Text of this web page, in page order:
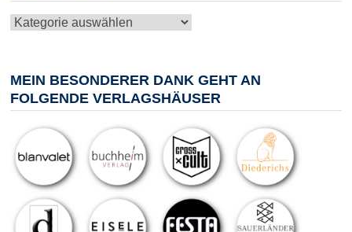
Kategorien
MEIN BESONDERER DANK GEHT AN
FOLGENDE VERLAGSHÄUSER